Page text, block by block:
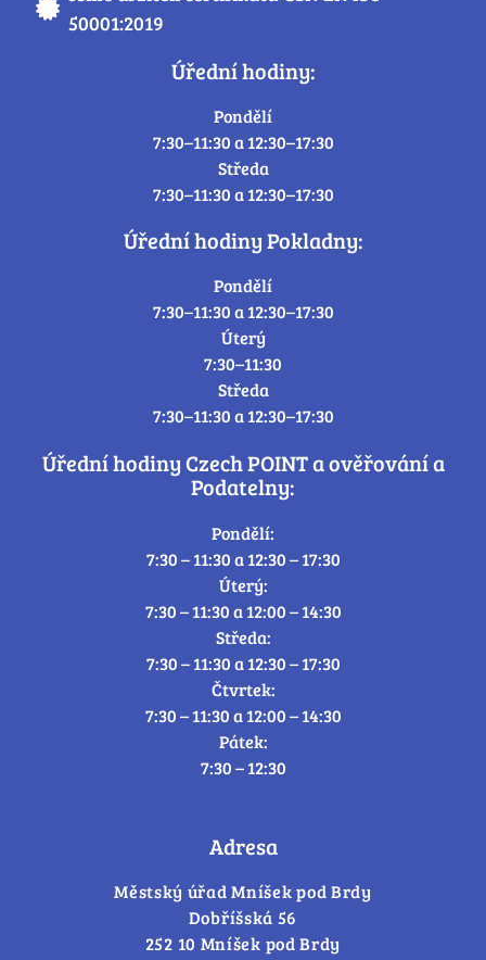
50001:2019
Úřední hodiny:
Pondělí
7:30–11:30 a 12:30–17:30
Středa
7:30–11:30 a 12:30–17:30
Úřední hodiny Pokladny:
Pondělí
7:30–11:30 a 12:30–17:30
Úterý
7:30–11:30
Středa
7:30–11:30 a 12:30–17:30
Úřední hodiny Czech POINT a ověřování a
Podatelny:
Pondělí:
7:30 – 11:30 a 12:30 – 17:30
Úterý:
7:30 – 11:30 a 12:00 – 14:30
Středa:
7:30 – 11:30 a 12:30 – 17:30
Čtvrtek:
7:30 – 11:30 a 12:00 – 14:30
Pátek:
7:30 – 12:30
Adresa
Městský úřad Mníšek pod Brdy
Dobříšská 56
252 10 Mníšek pod Brdy